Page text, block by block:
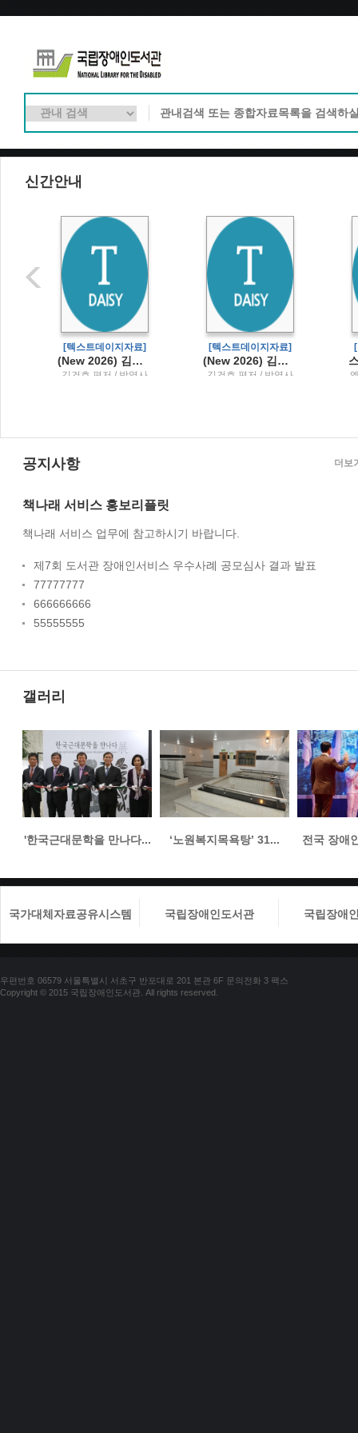
신간안내
[텍스트데이지자료]
(New 2026) 김건호 헌법최근 10년 단원별 기출문제집3
김건호 편저 / 박영사
[텍스트데이지자료]
(New 2026) 김건호 헌법최근 10년 단원별 기출문제집2
김건호 편저 / 박영사
공지사항
책나래 서비스 홍보리플릿
책나래 서비스 업무에 참고하시기 바랍니다.
제7회 도서관 장애인서비스 우수사례 공모심사 결과 발표
77777777
666666666
55555555
더보
갤러리
'한국근대문학을 만나다... ‘노원복지목욕탕’ 31... 전국 장애
국가대체자료공유시스템 국립장애인도서관 국립장애
우편번호 06579 서울특별시 서초구 반포대로 201 본관 6F 문의전화 3 팩스
Copyright © 2015 국립장애인도서관. All rights reserved.